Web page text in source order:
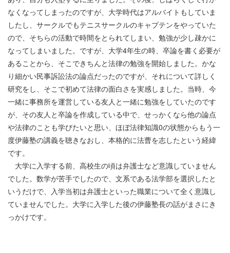
なくなってしまったのですが、大学時代はアルバイトもしていま
したし、サークルでもテニスサークルのキャプテンをやっていた
ので、そちらの活動で時間をとられてしまい、勉強が少し疎かに
なってしまいました。ですが、大学4年生の時、卒論を書く必要が
あることから、そこできちんと法律の勉強を開始しました。かな
り細かい民事訴訟法の論点だったのですが、それについて詳しく
研究をし、そこで初めて法律の面白さを実感しました。当時、今
一緒に事務所を運営している友人と一緒に勉強をしていたのです
が、その友人と卒論を作成している中で、せっかくなら他の論点
や法律のことも学びたいと思い、ほぼ法律知識0の状態からもう一
度伊藤塾の講義を聴きなおし、本格的に法曹を志したという経緯
です。
大学に入学する前、高校生の頃は弁護士など意識していません
でした。数学が苦手でしたので、文系である法学部を選択したと
いうだけで、入学当初は弁護士といった職業について全く意識し
ていませんでした。大学に入学した後の伊藤塾長の話がまさにき
っかけです。